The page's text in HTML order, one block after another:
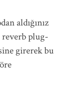
aldığınız
plug-
girerek bu